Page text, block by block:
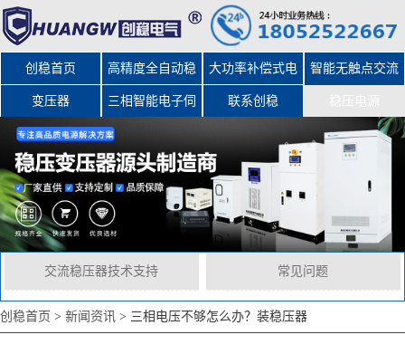
创稳首页 高精度全自动稳
压器
大功率补偿式电
力稳压器
智能无触点交流
变压器 三相智能电子伺 联系创稳
交流稳压器技术支持 常见问题
创稳首页 > 新闻资讯 > 三相电压不够怎么办？装稳压器